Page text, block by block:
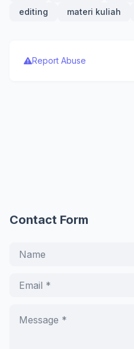
editing
materi kuliah
Report Abuse
Contact Form